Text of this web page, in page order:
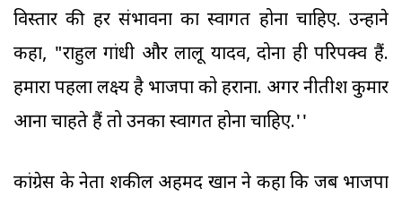
विस्तार की हर संभावना का स्वागत होना चाहिए. उन्होंने
कहा, "राहुल गांधी और लालू यादव, दोनों ही परिपक्व हैं.
हमारा पहला लक्ष्य है भाजपा को हराना. अगर नीतीश कुमार
आना चाहते हैं तो उनका स्वागत होना चाहिए.''
कांग्रेस के नेता शकील अहमद खान ने कहा कि जब भाजपा